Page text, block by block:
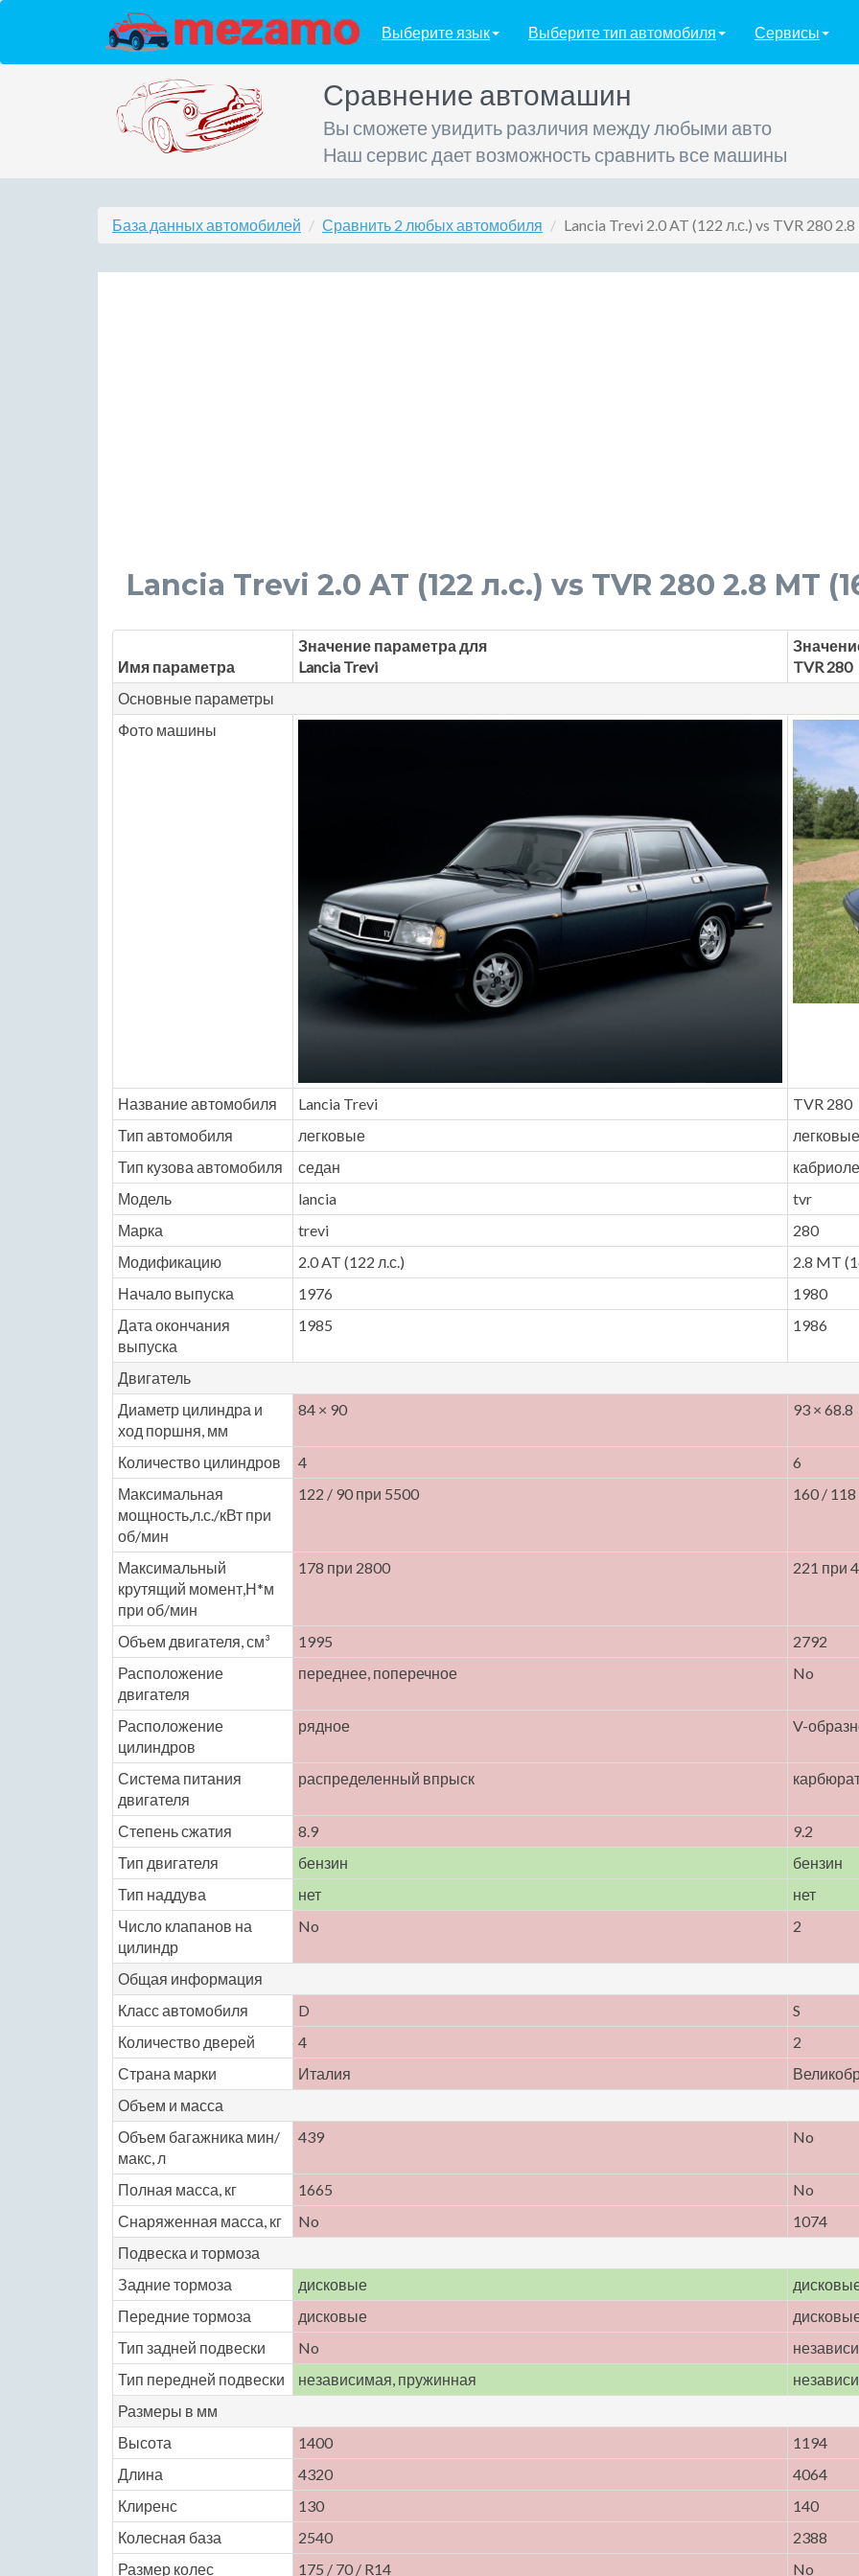
Выберите язык Выберите тип автомобиля Сервисы
Сравнение автомашин
Вы сможете увидить различия между любыми авто
Наш сервис дает возможность сравнить все машины
База данных автомобилей Сравнить 2 любых автомобиля Lancia Trevi 2.0 AT (122 л.с.) vs TVR 280
Lancia Trevi 2.0 AT (122 л.с.) vs TVR 280 2.8 MT
Имя параметра
Значение параметра для
Lancia Trevi
TVR 280
Основные параметры
Фото машины
Название автомобиля Lancia Trevi
TVR 280
Тип автомобиля
легковые
легковые
Тип кузова автомобиля
седан
Модель
lancia
tvr
Марка
trevi
280
Модификацию
2.0 AT (122 л.с.)
2.8 MT
Начало выпуска
1976
1980
Дата окончания
выпуска
1985 1986
Двигатель
Диаметр цилиндра и
ход поршня, мм
84 × 90 93 × 68.8
Количество цилиндров 4
6
Максимальная
мощность,л.с./кВт при
об/мин
122 / 90 при 5500 160 /
Максимальный
крутящий момент,Н*м
при об/мин
178 при 2800 221 при
Объем двигателя, см³ 1995
2792
Расположение
двигателя
переднее, поперечное No
Расположение
цилиндров
рядное V-
Система питания
двигателя
распределенный впрыск
Степень сжатия 8.9
9.2
Тип двигателя
бензин
бензин
Тип наддува
нет
нет
Число клапанов на
цилиндр
No 2
Общая информация
Класс автомобиля
D
S
Количество дверей
4
2
Страна марки
Италия
Объем и масса
Объем багажника мин/
макс, л
439 No
Полная масса, кг 1665
No
Снаряженная масса, кг
No
1074
Подвеска и тормоза
Задние тормоза
дисковые
Передние тормоза
дисковые
Тип задней подвески
No
Тип передней подвески
независимая, пружинная
Размеры в мм
Высота
1400
1194
Длина
4320
4064
Клиренс
130
140
Колесная база
2540
2388
Размер колес
175 / 70 / R14 No